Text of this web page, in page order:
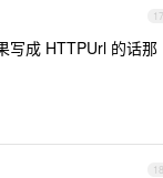
17
写成 HTTPUrl 的话那
18